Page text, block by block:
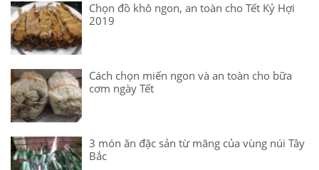
Chọn đồ khô ngon, an toàn cho Tết Kỷ Hợi
2019
Cách chọn miến ngon và an toàn cho bữa
cơm ngày Tết
3 món ăn đặc sản từ măng của vùng núi Tây
Bắc